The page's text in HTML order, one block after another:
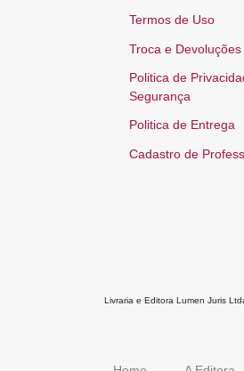
Termos de Uso
Troca e Devoluções
Politica de
Segurança
Politica de Entrega
Cadastro de
Livraria e Editora Lumen Juris